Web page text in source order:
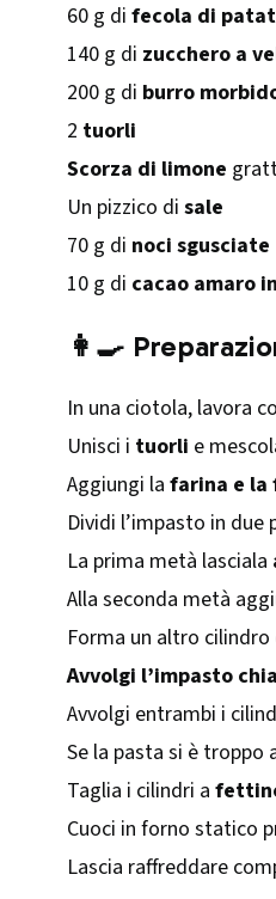
60 g di fecola di
140 g di zucchero a
200 g di burro
2 tuorli
Scorza di limone
Un pizzico di sale
70 g di noci sgusciate
10 g di cacao amaro
👩‍🍳
In una ciotola, lavora
Unisci i tuorli e
Aggiungi la farina e la
Dividi l’impasto in due
La prima metà lasciala
Alla seconda metà
Forma un altro
Avvolgi l’impasto
Avvolgi entrambi i
Se la pasta si è
Taglia i cilindri a
Cuoci in forno statico
Lascia raffreddare